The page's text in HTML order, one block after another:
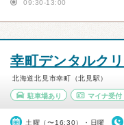
09:30-13:00
幸町デンタルク
北海道北見市幸町（北見駅）
駐車場あり マイナ受付
土曜（〜16:30）・日曜